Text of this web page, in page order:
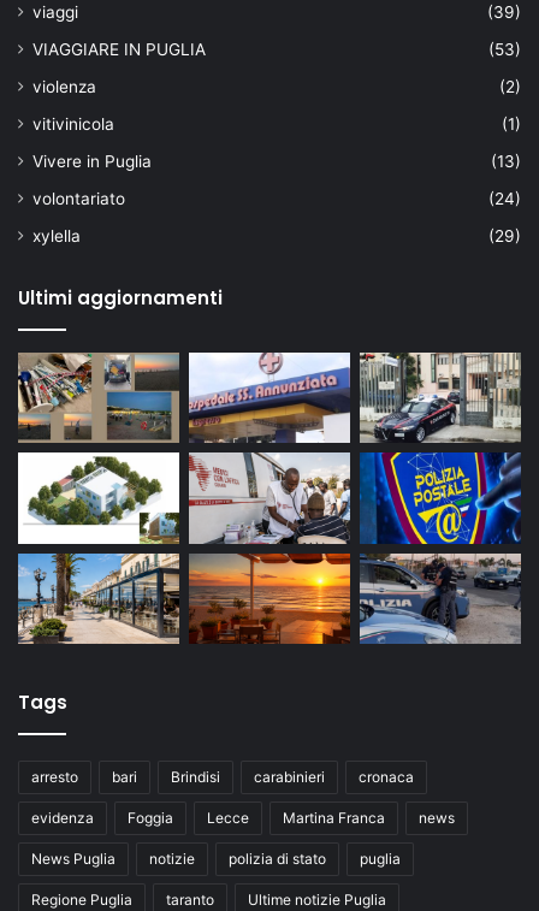
viaggi
(39)
VIAGGIARE IN PUGLIA
(53)
violenza
(2)
vitivinicola
(1)
Vivere in Puglia
(13)
volontariato
(24)
xylella
(29)
Ultimi aggiornamenti
Tags
arresto bari Brindisi carabinieri cronaca
evidenza Foggia Lecce Martina Franca news
News Puglia notizie polizia di stato puglia
Regione Puglia taranto Ultime notizie Puglia